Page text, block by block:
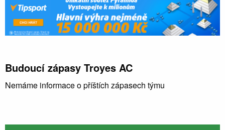
Budoucí zápasy Troyes AC
Nemáme informace o příštích zápasech týmu